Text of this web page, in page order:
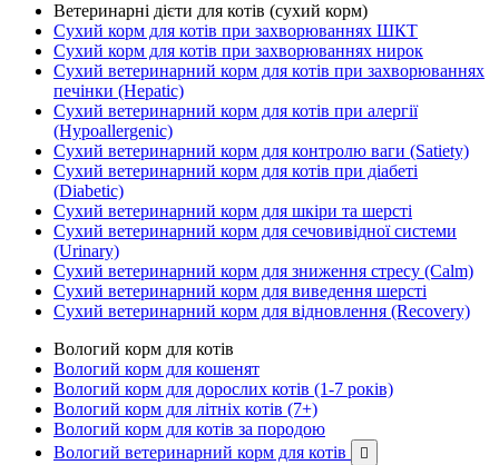
Ветеринарні дієти для котів (сухий корм)
Сухий корм для котів при захворюваннях ШКТ
Сухий корм для котів при захворюваннях нирок
Сухий ветеринарний корм для котів при захворюваннях
печінки (Hepatic)
Сухий ветеринарний корм для котів при алергії
(Hypoallergenic)
Сухий ветеринарний корм для контролю ваги (Satiety)
Сухий ветеринарний корм для котів при діабеті
(Diabetic)
Сухий ветеринарний корм для шкіри та шерсті
Сухий ветеринарний корм для сечовивідної системи
(Urinary)
Сухий ветеринарний корм для зниження стресу (Calm)
Сухий ветеринарний корм для виведення шерсті
Сухий ветеринарний корм для відновлення (Recovery)
Вологий корм для котів
Вологий корм для кошенят
Вологий корм для дорослих котів (1-7 років)
Вологий корм для літніх котів (7+)
Вологий корм для котів за породою
Вологий ветеринарний корм для котів
